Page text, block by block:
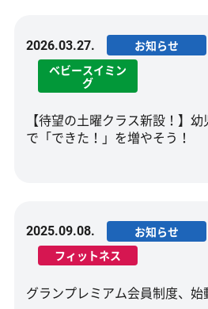
2026.03.27. お知らせ
ベビースイミン
グ
【待望の土曜クラス新設！】
で「できた！」を増やそう！
2025.09.08. お知らせ
フィットネス
グランプレミアム会員制度、始